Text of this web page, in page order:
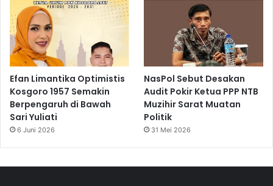
Efan Limantika Optimistis
Kosgoro 1957 Semakin
Berpengaruh di Bawah
Sari Yuliati
6 Juni 2026
NasPol Sebut Desakan
Audit Pokir Ketua PPP NTB
Muzihir Sarat Muatan
Politik
31 Mei 2026